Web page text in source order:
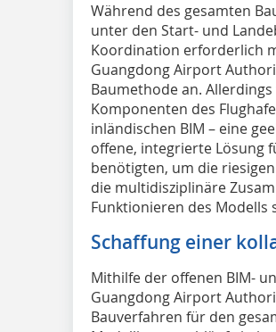
Während des gesamten
unter den Start- und
Koordination erforderlich
Guangdong Airport
Baumethode an.
Komponenten des
inländischen BIM – eine
offene, integrierte Lösung
benötigten, um die
die multidisziplinäre
Funktionieren des Modells
Schaffung einer
Mithilfe der offenen BIM-
Guangdong Airport
Bauverfahren für den